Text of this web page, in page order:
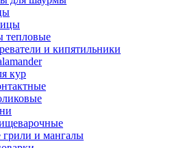
тепловые
и кипятильники
кур
грили и мангалы